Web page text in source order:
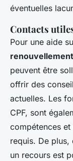
éventuelles
Contacts
Pour une aide
peuvent être
offrir des
actuelles. Les
CPF, sont
compétences
requis. De plus,
un recours est